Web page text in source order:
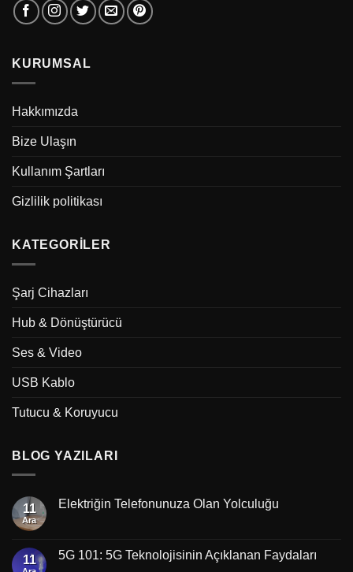
KURUMSAL
Hakkımızda
Bize Ulaşın
Kullanım Şartları
Gizlilik politikası
KATEGORILER
Şarj Cihazları
Hub & Dönüştürücü
Ses & Video
USB Kablo
Tutucu & Koruyucu
BLOG YAZILARI
11
Ara
Elektriğin Telefonunuza Olan Yolculuğu
11 5G 101: 5G Teknolojisinin Açıklanan Faydaları